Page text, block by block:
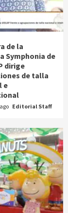
de la
Symphonia de
dirige
de talla
e
Editorial Staff